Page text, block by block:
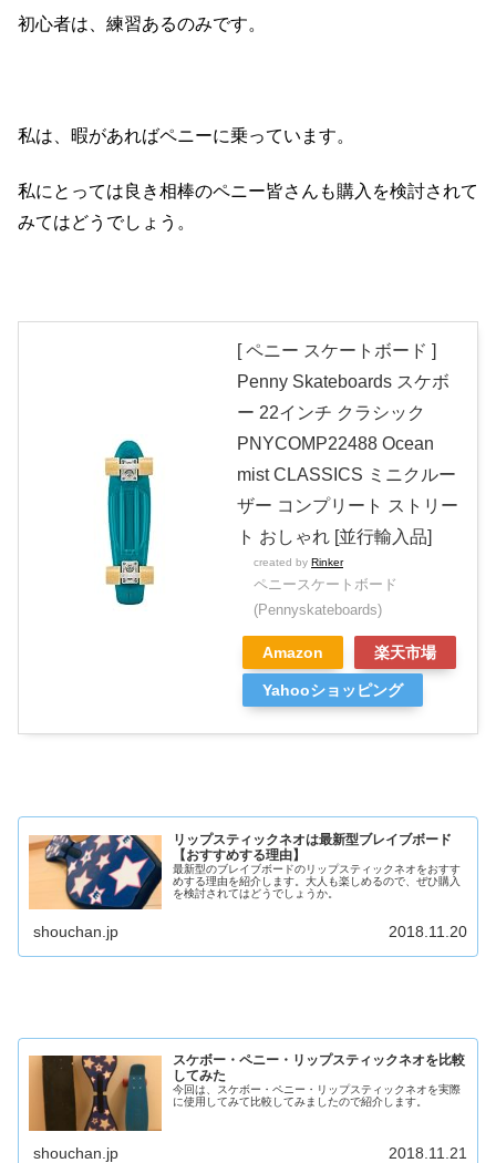
初心者は、練習あるのみです。
私は、暇があればペニーに乗っています。
私にとっては良き相棒のペニー皆さんも購入を検討されて
みてはどうでしょう。
[ ペニー スケートボード ]
Penny Skateboards スケボ
ー 22インチ クラシック
PNYCOMP22488 Ocean
mist CLASSICS ミニクルー
ザー コンプリート ストリー
ト おしゃれ [並行輸入品]
created by Rinker
ペニースケートボード
(Pennyskateboards)
Amazon 楽天市場
Yahooショッピング
リップスティックネオは最新型ブレイブボード
【おすすめする理由】
最新型のブレイブボードのリップスティックネオをおすす
めする理由を紹介します。大人も楽しめるので、ぜひ購入
を検討されてはどうでしょうか。
shouchan.jp 2018.11.20
スケボー・ペニー・リップスティックネオを比較
してみた
今回は、スケボー・ペニー・リップスティックネオを実際
に使用してみて比較してみましたので紹介します。
shouchan.jp 2018.11.21